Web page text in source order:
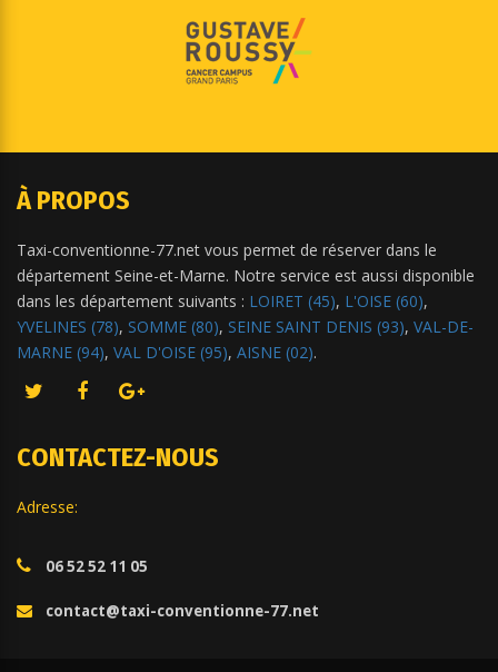
À PROPOS
Taxi-conventionne-77.net vous permet de réserver dans le
département Seine-et-Marne. Notre service est aussi disponible
dans les département suivants : LOIRET (45), L'OISE (60),
YVELINES (78), SOMME (80), SEINE SAINT DENIS (93), VAL-DE-
MARNE (94), VAL D'OISE (95), AISNE (02).
CONTACTEZ-NOUS
Adresse:
06 52 52 11 05
contact@taxi-conventionne-77.net